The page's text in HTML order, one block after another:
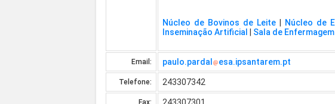
Núcleo de Bovinos de Leite Núcleo de
Inseminação Artificial
Sala de Enfermagem
Email: paulo.pardal esa.ipsantarem.pt
Telefone: 243307342